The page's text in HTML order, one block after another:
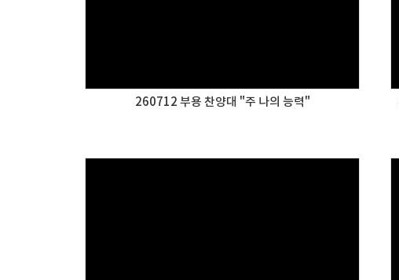
260712 부용 찬양대 "주 나의 능력"